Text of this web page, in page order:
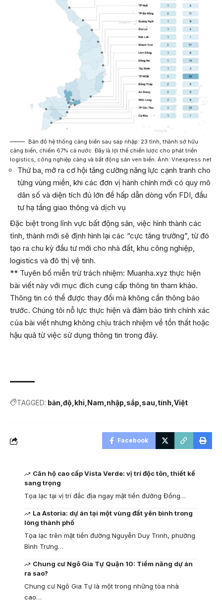
Bản đồ hệ thống cảng biển sau sáp nhập: 23 tỉnh, thành sở hữu
cảng biển, chiếm 67% cả nước. Đây là lợi thế chiến lược cho phát triển
logistics, công nghiệp cảng và bất động sản ven biển. Ảnh: Vnexpress.net
Thứ ba, mở ra cơ hội tăng cường năng lực cạnh tranh cho
từng vùng miền, khi các đơn vị hành chính mới có quy mô
dân số và diện tích đủ lớn để hấp dẫn dòng vốn FDI, đầu
tư hạ tầng giao thông và dịch vụ
Đặc biệt trong lĩnh vực bất động sản, việc hình thành các
tỉnh, thành mới sẽ định hình lại các “cực tăng trưởng”, từ đó
tạo ra chu kỳ đầu tư mới cho nhà đất, khu công nghiệp,
logistics và đô thị vệ tinh.
** Tuyên bố miễn trừ trách nhiệm: Muanha.xyz thực hiện
bài viết này với mục đích cung cấp thông tin tham khảo.
Thông tin có thể được thay đổi mà không cần thông báo
trước. Chúng tôi nỗ lực thực hiện và đảm bảo tính chính xác
của bài viết nhưng không chịu trách nhiệm về tổn thất hoặc
hậu quả từ việc sử dụng thông tin trong đây.
TAGGED: bản độ khi Nam nhập sắp sau tính Việt
Facebook
Căn hộ cao cấp Vista Verde: vị trí độc tôn, thiết kế
sang trọng
Tọa lạc tại vị trí đắc địa ngay mặt tiền đường Đồng…
La Astoria: dự án tại một vùng đất yên bình trong
lòng thành phố
Tọa lạc trên mặt tiền đường Nguyễn Duy Trinh, phường
Bình Trưng…
Chung cư Ngô Gia Tự Quận 10: Tiềm năng dự án
ra sao?
Chung cư Ngô Gia Tự là một trong những tòa nhà
cao…